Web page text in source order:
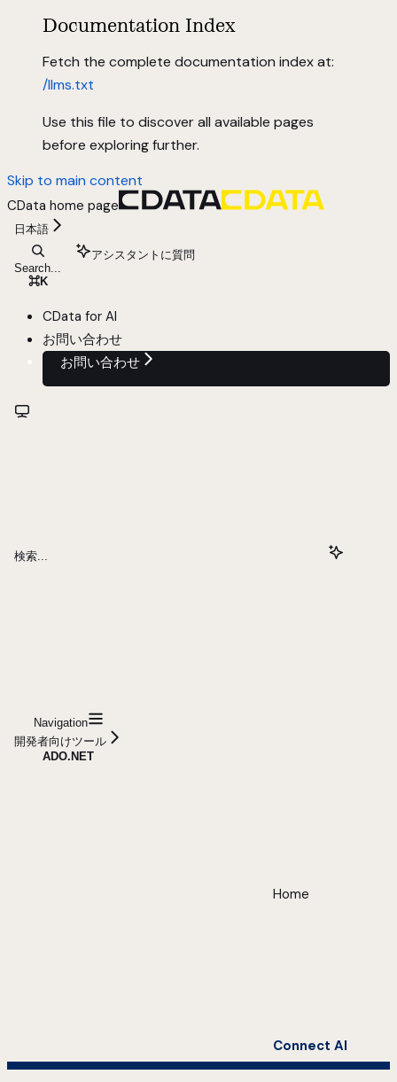
Documentation Index
Fetch the complete documentation index at:
/llms.txt
Use this file to discover all available pages
before exploring further.
Skip to main content
CData home page
日本語
Search...
⌘K
アシスタントに質問
CData for AI
お問い合わせ
お問い合わせ
検索...
Navigation
開発者向けツール
ADO.NET
Home
Connect AI